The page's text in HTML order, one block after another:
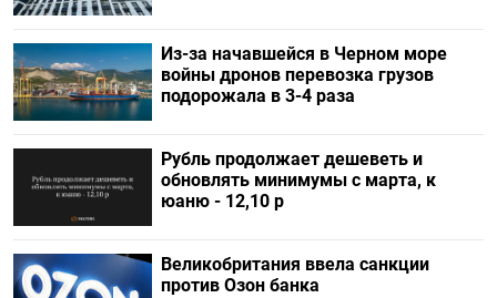
Из-за начавшейся в Черном море
войны дронов перевозка грузов
подорожала в 3-4 раза
Рубль продолжает дешеветь и
обновлять минимумы с марта, к
юаню - 12,10 р
Великобритания ввела санкции
против Озон банка